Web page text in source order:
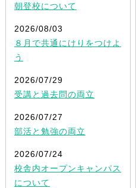
朝登校について
2026/08/03
８月で共通にけりをつけよ
う
2026/07/29
受講と過去問の両立
2026/07/27
部活と勉強の両立
2026/07/24
校舎内オープンキャンパス
について